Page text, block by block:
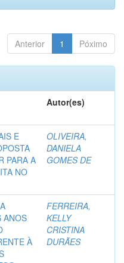
Anterior 1 Póximo
Autor(es)
E
PARA A
NO
OLIVEIRA,
DANIELA
GOMES DE
ANOS
À
FERREIRA,
KELLY
CRISTINA
DURÃES